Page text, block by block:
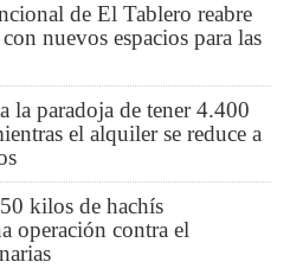
de El Tablero reabre
nuevos espacios para las
la paradoja de tener 4.400
el alquiler se reduce a
kilos de hachís
operación contra el